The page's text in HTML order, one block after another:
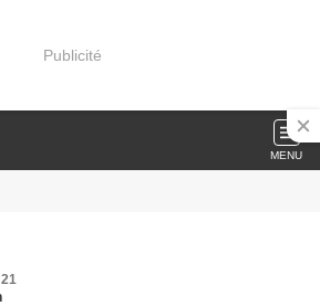
Publicité
MENU